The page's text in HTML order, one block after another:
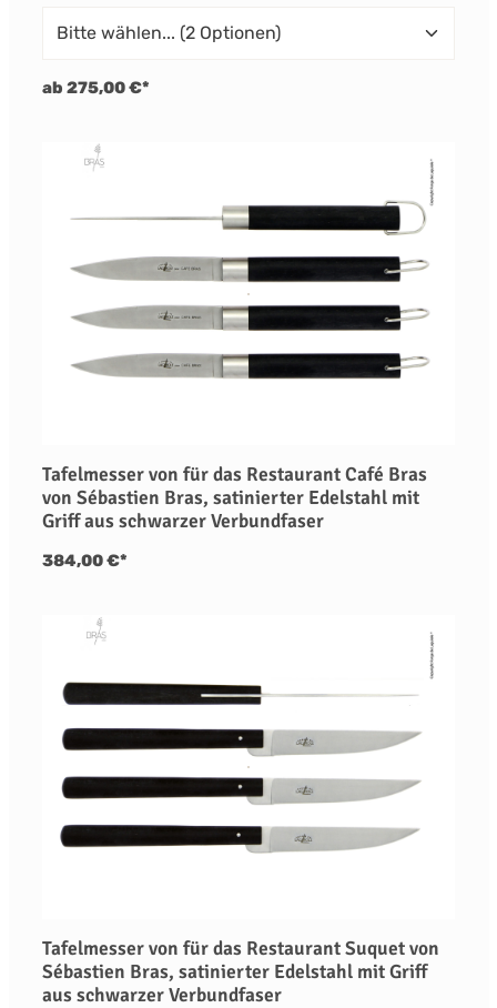
ab 275,00 €*
Tafelmesser von für das Restaurant Café Bras
von Sébastien Bras, satinierter Edelstahl mit
Griff aus schwarzer Verbundfaser
384,00 €*
Tafelmesser von für das Restaurant Suquet von
Sébastien Bras, satinierter Edelstahl mit Griff
aus schwarzer Verbundfaser